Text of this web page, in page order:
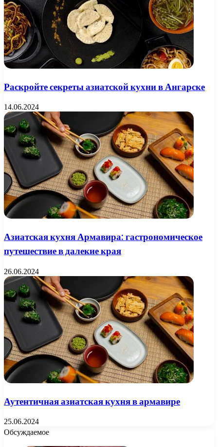
Раскройте секреты азиатской кухни в Ангарске
14.06.2024
Азиатская кухня Армавира: гастрономическое
путешествие в далекие края
26.06.2024
Аутентичная азиатская кухня в армавире
25.06.2024
Обсуждаемое